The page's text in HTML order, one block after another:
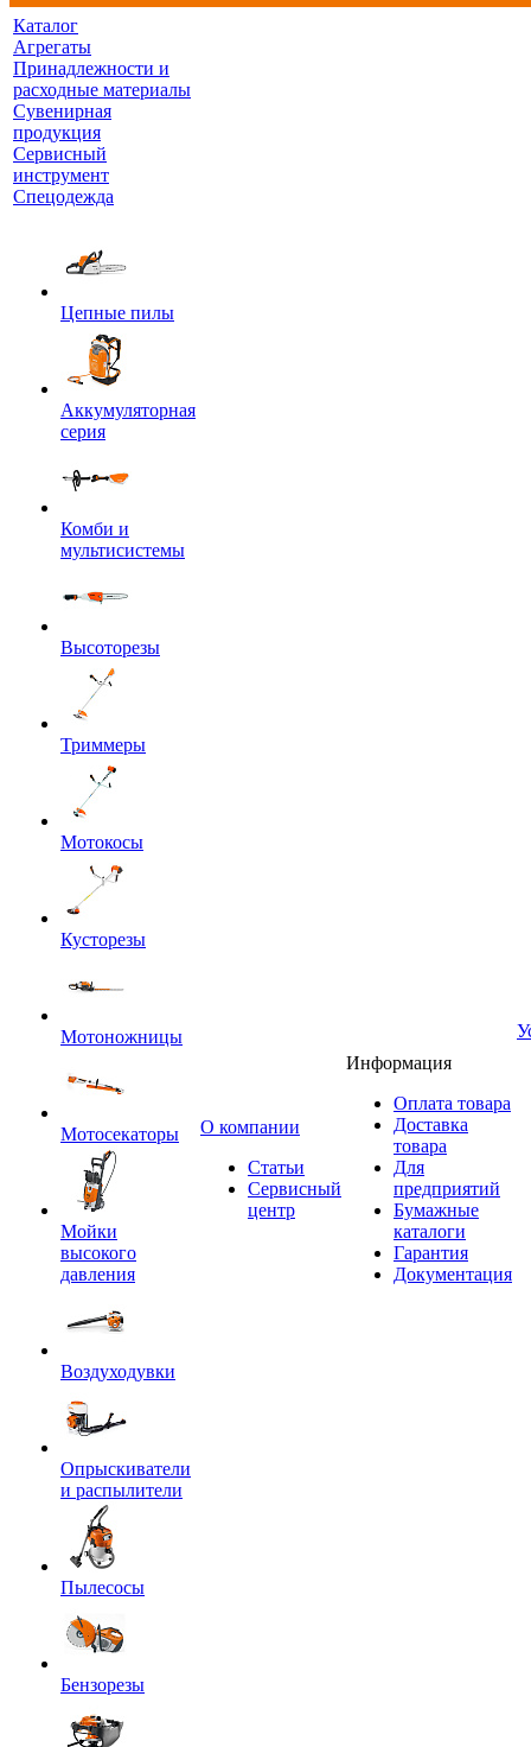
Каталог
Агрегаты
Принадлежности и
расходные материалы
Сувенирная
продукция
Сервисный
инструмент
Спецодежда
Цепные пилы
Аккумуляторная
серия
Комби и
мультисистемы
Высоторезы
Триммеры
Мотокосы
Кусторезы
Мотоножницы
Мотосекаторы
Мойки
высокого
давления
Воздуходувки
Опрыскиватели
и распылители
Пылесосы
Бензорезы
O компании
Статьи
Сервисный
центр
Информация
Оплата товара
Доставка
товара
Для
предприятий
Бумажные
каталоги
Гарантия
Документация